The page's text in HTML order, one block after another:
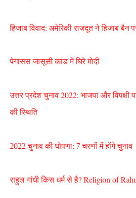
हिजाब विवाद: अमेरिकी राजदूत ने हिजाब बैन
पेगासस जासूसी कांड में घिरे मोदी
उत्तर प्रदेश चुनाव 2022: भाजपा और विपक्षी
की स्थिति
2022 चुनाव की घोषणा: 7 चरणों में होंगे चुनाव
राहुल गांधी किस धर्म से है? Religion of